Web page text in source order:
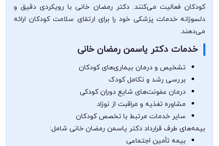
کودکان فعالیت می‌کنند. دکتر رمضان خانی با رویکردی دقیق و
دلسوزانه خدمات پزشکی خود را برای ارتقای سلامت کودکان ارائه
می‌دهند.
خدمات دکتر یاسمن رمضان خانی
تشخیص و درمان بیماری‌های کودکان
بررسی رشد و تکامل کودک
درمان عفونت‌های شایع دوران کودکی
مشاوره تغذیه و مراقبت از نوزاد
سایر خدمات مرتبط با تخصص کودکان
بیمه‌های طرف قرارداد دکتر یاسمن رمضان خانی شامل:
بیمه تأمین اجتماعی